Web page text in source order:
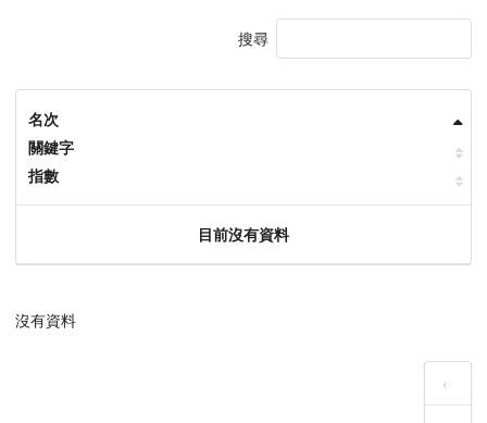
搜尋
名次
關鍵字
指數
目前沒有資料
沒有資料
‹